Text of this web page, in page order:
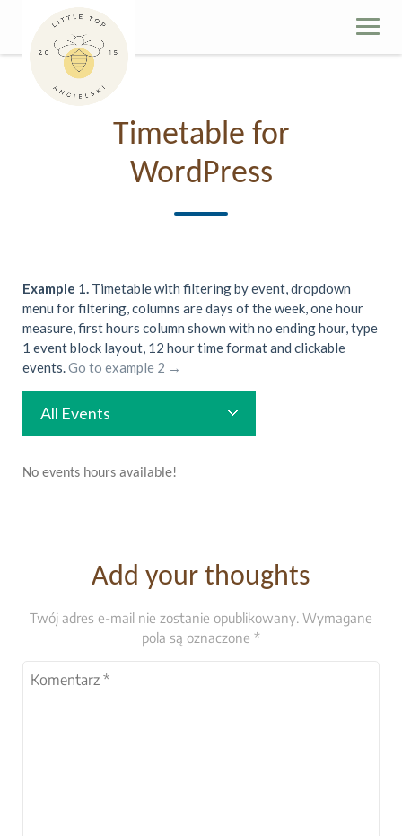
content
Timetable for
WordPress
Example 1. Timetable with filtering by event, dropdown
menu for filtering, columns are days of the week, one hour
measure, first hours column shown with no ending hour, type
1 event block layout, 12 hour time format and clickable
events.Go to example 2 →
All Events
No events hours available!
Add your thoughts
Twój adres e-mail nie zostanie opublikowany. Wymagane
pola są oznaczone *